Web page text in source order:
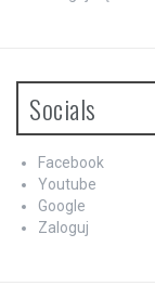
Socials
Facebook
Youtube
Google
Zaloguj